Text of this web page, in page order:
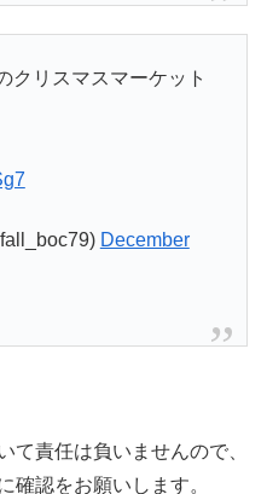
リスマスマーケット
December
責任は負いませんので、
確認をお願いします。